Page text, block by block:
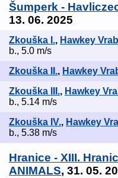
Šumperk -
13. 06. 2025
Zkouška I., Hawkey
b., 5.0 m/s
Zkouška II., Hawkey
Zkouška III., Hawkey
b., 5.14 m/s
Zkouška IV., Hawkey
b., 5.38 m/s
Hranice - XIII.
ANIMALS, 31. 05.